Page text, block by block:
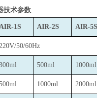
技术参数
1S AIR-2S AIR-5S
50/60Hz
500ml 1000ml
1000ml 2000ml